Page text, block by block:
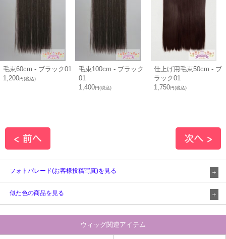
毛束60cm - ブラック01
1,200円(税込)
毛束100cm - ブラック
01
1,400円(税込)
仕上げ用毛束50cm - ブ
ラック01
1,750円(税込)
フォトパレード(お客様投稿写真)を見る
似た色の商品を見る
ウィッグ関連アイテム